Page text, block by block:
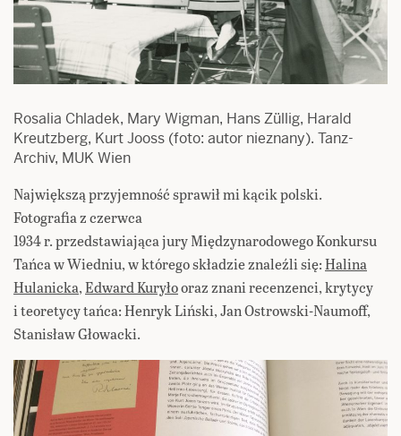
Rosalia Chladek, Mary Wigman, Hans Züllig, Harald
Kreutzberg, Kurt Jooss (foto: autor nieznany). Tanz-
Archiv, MUK Wien
Największą przyjemność sprawił mi kącik polski.
Fotografia z czerwca
1934 r. przedstawiająca jury Międzynarodowego Konkursu
Tańca w Wiedniu, w którego składzie znaleźli się:Halina
Hulanicka,Edward Kuryłooraz znani recenzenci, krytycy
i teoretycy tańca: Henryk Liński, Jan Ostrowski-Naumoff,
Stanisław Głowacki.